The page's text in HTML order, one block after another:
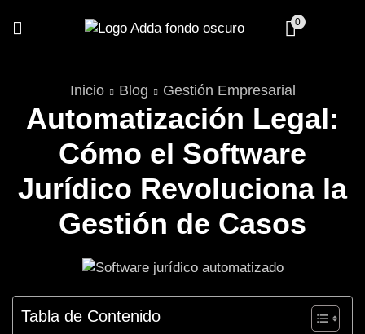
0
Inicio Blog Gestión Empresarial
Automatización Legal:
Cómo el Software
Jurídico Revoluciona la
Gestión de Casos
Gestión Empresarial
Tabla de Contenido